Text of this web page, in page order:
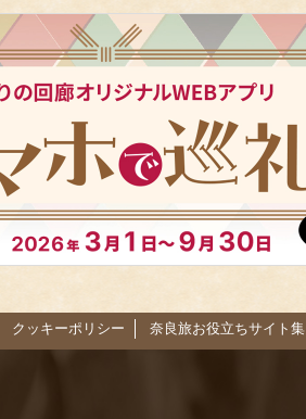
クッキーポリシー 奈良旅お役立ちサイト集